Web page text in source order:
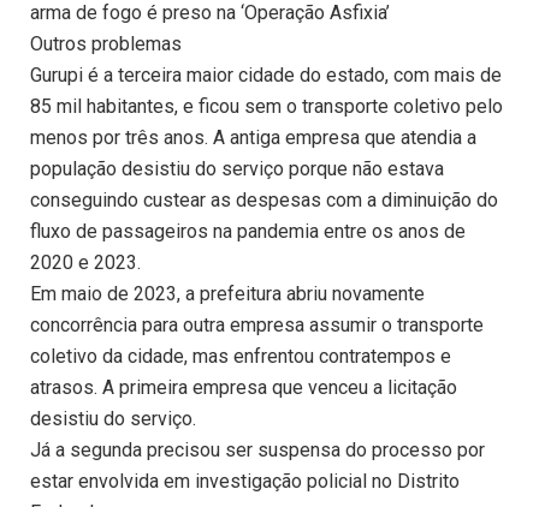
arma de fogo é preso na ‘Operação Asfixia’
Outros problemas
Gurupi é a terceira maior cidade do estado, com mais de
85 mil habitantes, e ficou sem o transporte coletivo pelo
menos por três anos. A antiga empresa que atendia a
população desistiu do serviço porque não estava
conseguindo custear as despesas com a diminuição do
fluxo de passageiros na pandemia entre os anos de
2020 e 2023.
Em maio de 2023, a prefeitura abriu novamente
concorrência para outra empresa assumir o transporte
coletivo da cidade, mas enfrentou contratempos e
atrasos. A primeira empresa que venceu a licitação
desistiu do serviço.
Já a segunda precisou ser suspensa do processo por
estar envolvida em investigação policial no Distrito